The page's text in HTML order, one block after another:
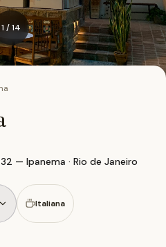
1 /14
— Ipanema · Rio de Janeiro
Italiana